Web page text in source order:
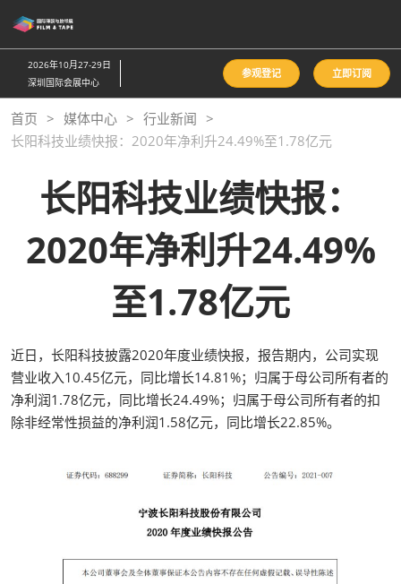
接
跳
至
内
容
2026年10月27-29日
深圳国际会展中心
参观登记 立即订阅
首页 媒体中心
行业新闻
长阳科技业绩快报：2020年净利升24.49%至1.78亿元
长阳科技业绩快报：
2020年净利升24.49%
至1.78亿元
近日，长阳科技披露2020年度业绩快报，报告期内，公司实现
营业收入10.45亿元，同比增长14.81%；归属于母公司所有者的
净利润1.78亿元，同比增长24.49%；归属于母公司所有者的扣
除非经常性损益的净利润1.58亿元，同比增长22.85%。